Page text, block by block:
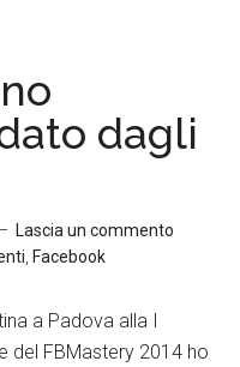
dagli
Lascia un commento
Facebook
a Padova alla I
del FBMastery 2014 ho